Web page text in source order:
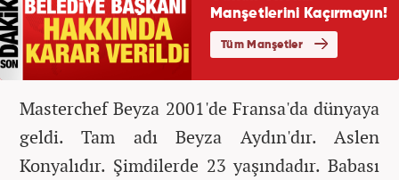
Masterchef Beyza 2001'de Fransa'da dünyaya
geldi. Tam adı Beyza Aydın'dır. Aslen
Konyalıdır. Şimdilerde 23 yaşındadır. Babası